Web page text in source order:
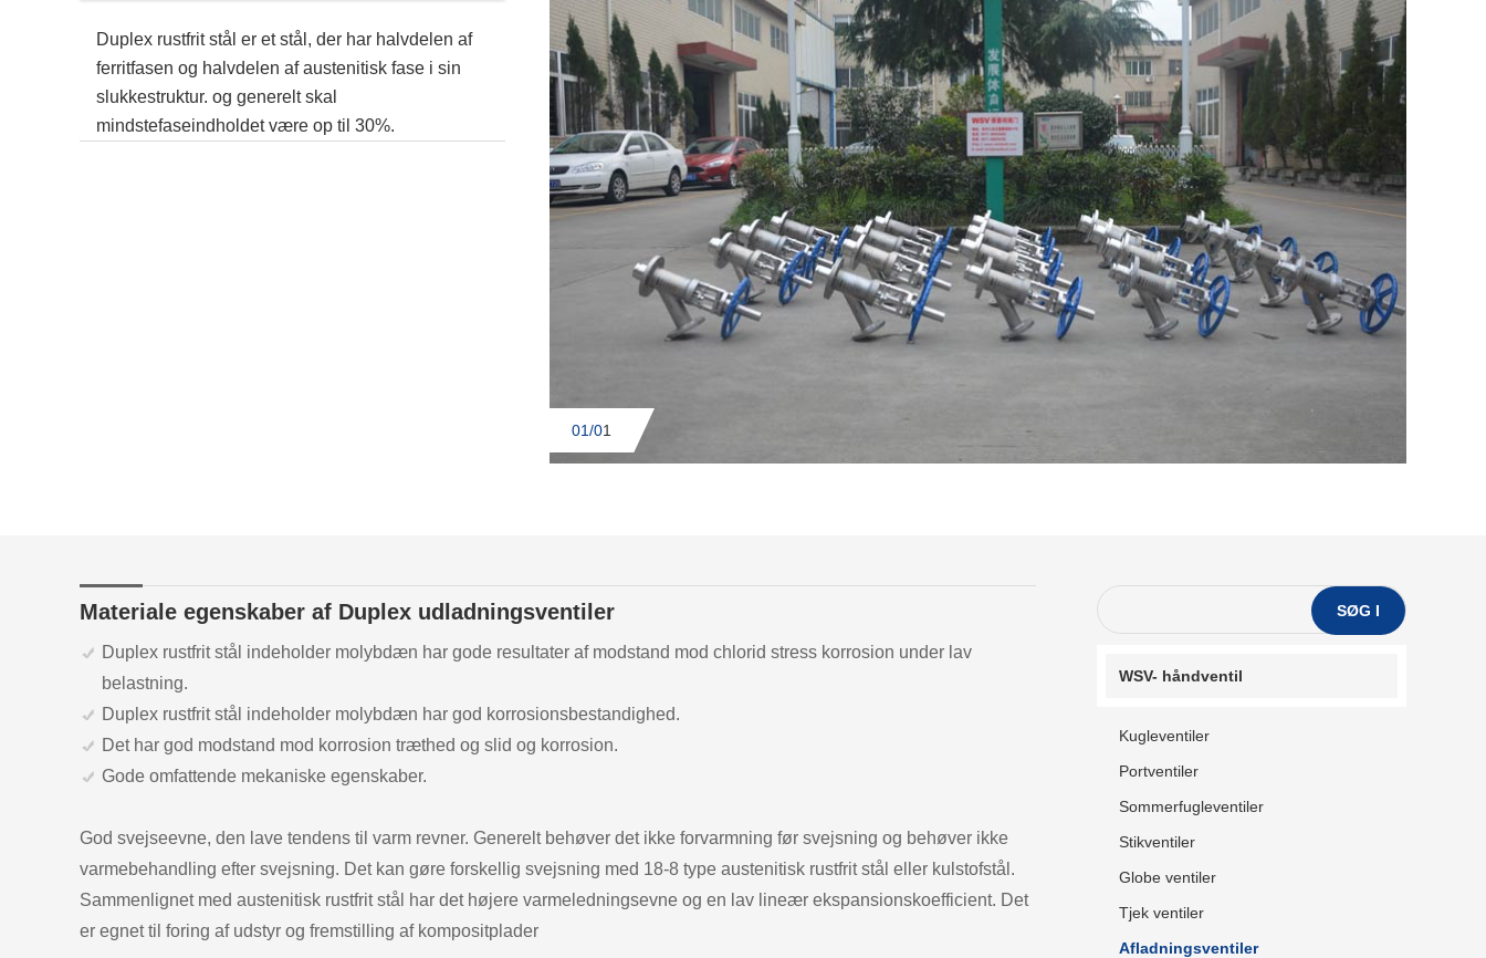
Duplex rustfrit stål er et stål, der har halvdelen af
ferritfasen og halvdelen af austenitisk fase i sin
slukkestruktur. og generelt skal
mindstefaseindholdet være op til 30%.
01/01
Materiale egenskaber af Duplex udladningsventiler
Duplex rustfrit stål indeholder molybdæn har gode resultater af modstand mod chlorid stress korrosion under lav
belastning.
Duplex rustfrit stål indeholder molybdæn har god korrosionsbestandighed.
Det har god modstand mod korrosion træthed og slid og korrosion.
Gode omfattende mekaniske egenskaber.
God svejseevne, den lave tendens til varm revner. Generelt behøver det ikke forvarmning før svejsning og behøver ikke
varmebehandling efter svejsning. Det kan gøre forskellig svejsning med 18-8 type austenitisk rustfrit stål eller kulstofstål.
Sammenlignet med austenitisk rustfrit stål har det højere varmeledningsevne og en lav lineær ekspansionskoefficient. Det
er egnet til foring af udstyr og fremstilling af kompositplader
SØG I
WSV- håndventil
Kugleventiler
Portventiler
Sommerfugleventiler
Stikventiler
Globe ventiler
Tjek ventiler
Afladningsventiler